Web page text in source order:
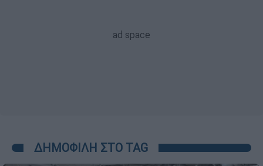
ΔΗΜΟΦΙΛΗ ΣΤΟ TAG